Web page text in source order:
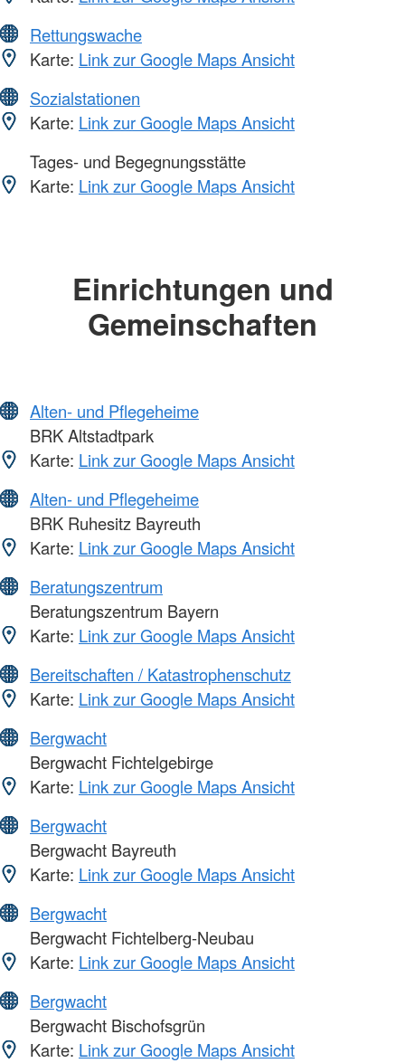
Rettungswache
Karte: Link zur Google Maps Ansicht
Sozialstationen
Karte: Link zur Google Maps Ansicht
Tages- und Begegnungsstätte
Karte: Link zur Google Maps Ansicht
Einrichtungen und
Gemeinschaften
Alten- und Pflegeheime
BRK Altstadtpark
Karte: Link zur Google Maps Ansicht
Alten- und Pflegeheime
BRK Ruhesitz Bayreuth
Karte: Link zur Google Maps Ansicht
Beratungszentrum
Beratungszentrum Bayern
Karte: Link zur Google Maps Ansicht
Bereitschaften / Katastrophenschutz
Karte: Link zur Google Maps Ansicht
Bergwacht
Bergwacht Fichtelgebirge
Karte: Link zur Google Maps Ansicht
Bergwacht
Bergwacht Bayreuth
Karte: Link zur Google Maps Ansicht
Bergwacht
Bergwacht Fichtelberg-Neubau
Karte: Link zur Google Maps Ansicht
Bergwacht
Bergwacht Bischofsgrün
Karte: Link zur Google Maps Ansicht